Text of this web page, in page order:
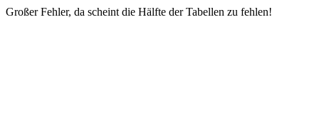
Großer Fehler, da scheint die Hälfte der Tabellen zu fehlen!